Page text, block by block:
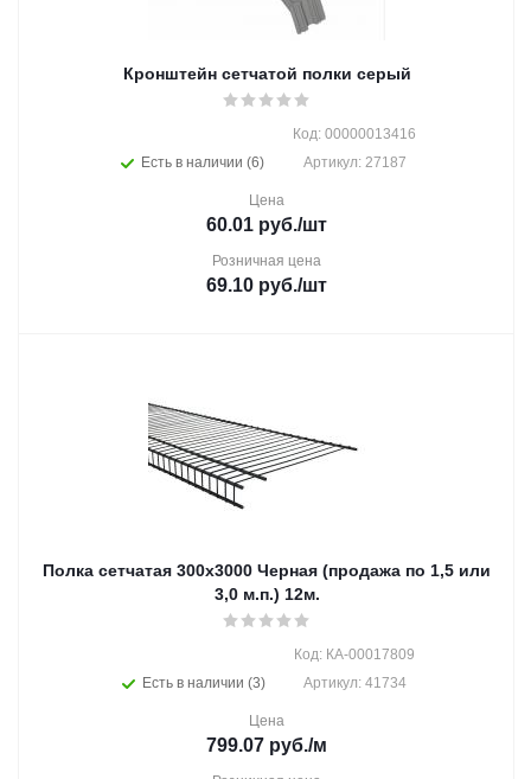
Кронштейн сетчатой полки серый
Есть в наличии (6)
Код: 00000013416
Артикул: 27187
Цена
60.01 руб./шт
Розничная цена
69.10 руб./шт
Полка сетчатая 300х3000 Черная (продажа по 1,5 или
3,0 м.п.) 12м.
Есть в наличии (3)
Код: КА-00017809
Артикул: 41734
Цена
799.07 руб./м